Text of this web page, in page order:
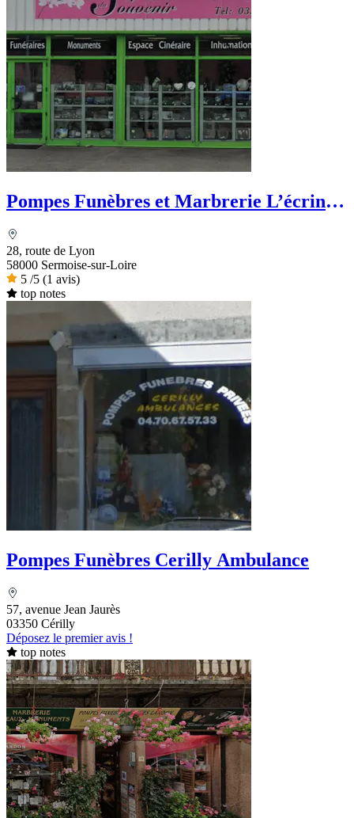
Pompes Funèbres et Marbrerie L’écrin
28, route de Lyon
58000 Sermoise-sur-Loire
5 /5 (1 avis)
top notes
Pompes Funèbres Cerilly Ambulance
57, avenue Jean Jaurès
03350 Cérilly
Déposez le premier avis !
top notes